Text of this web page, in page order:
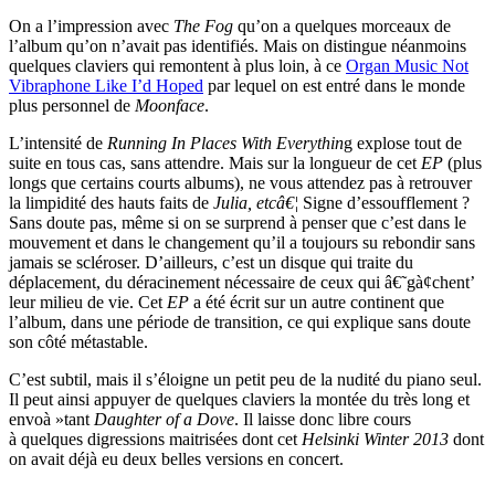
On a l’impression avec The Fog qu’on a quelques morceaux de
l’album qu’on n’avait pas identifiés. Mais on distingue néanmoins
quelques claviers qui remontent à plus loin, à ce Organ Music Not
Vibraphone Like I’d Hoped par lequel on est entré dans le monde
plus personnel de Moonface.
L’intensité de Running In Places With Everything explose tout de
suite en tous cas, sans attendre. Mais sur la longueur de cet EP (plus
longs que certains courts albums), ne vous attendez pas à retrouver
la limpidité des hauts faits de Julia, etcâ€¦ Signe d’essoufflement ?
Sans doute pas, même si on se surprend à penser que c’est dans le
mouvement et dans le changement qu’il a toujours su rebondir sans
jamais se scléroser. D’ailleurs, c’est un disque qui traite du
déplacement, du déracinement nécessaire de ceux qui â€˜gà¢chent’
leur milieu de vie. Cet EP a été écrit sur un autre continent que
l’album, dans une période de transition, ce qui explique sans doute
son côté métastable.
C’est subtil, mais il s’éloigne un petit peu de la nudité du piano seul.
Il peut ainsi appuyer de quelques claviers la montée du très long et
envoà »tant Daughter of a Dove. Il laisse donc libre cours
à quelques digressions maitrisées dont cet Helsinki Winter 2013 dont
on avait déjà eu deux belles versions en concert.